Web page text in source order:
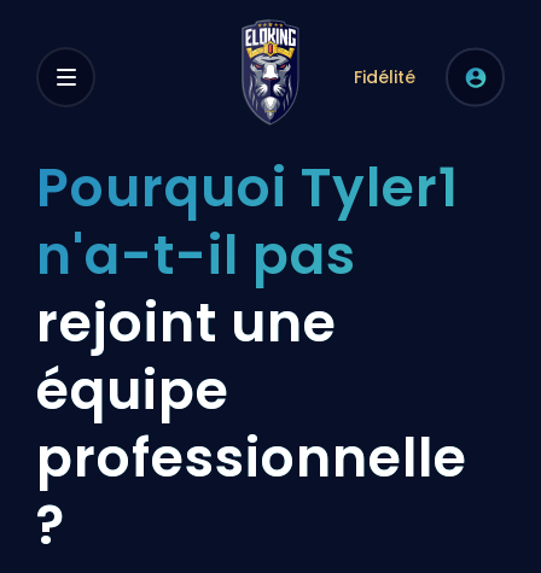
Fidélité
Pourquoi Tyler1
n'a-t-il pas
rejoint une
équipe
professionnelle
?